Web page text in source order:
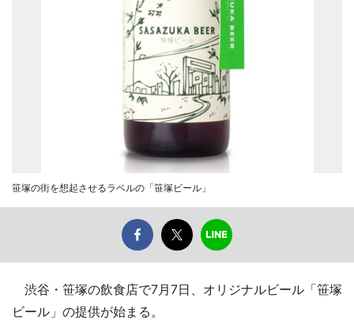
笹塚の街を想起させるラベルの「笹塚ビール」
渋谷・笹塚の飲食店で7月7日、オリジナルビール「笹塚
ビール」の提供が始まる。